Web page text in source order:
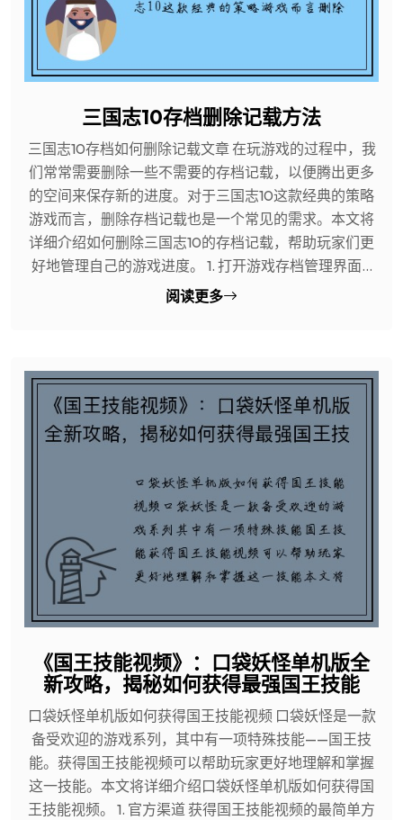
三国志10存档删除记载方法
三国志10存档如何删除记载文章 在玩游戏的过程中，我
们常常需要删除一些不需要的存档记载，以便腾出更多
的空间来保存新的进度。对于三国志10这款经典的策略
游戏而言，删除存档记载也是一个常见的需求。本文将
详细介绍如何删除三国志10的存档记载，帮助玩家们更
好地管理自己的游戏进度。 1. 打开游戏存档管理界面...
阅读更多
《国王技能视频》：口袋妖怪单机版全
新攻略，揭秘如何获得最强国王技能
口袋妖怪单机版如何获得国王技能视频 口袋妖怪是一款
备受欢迎的游戏系列，其中有一项特殊技能——国王技
能。获得国王技能视频可以帮助玩家更好地理解和掌握
这一技能。本文将详细介绍口袋妖怪单机版如何获得国
王技能视频。 1. 官方渠道 获得国王技能视频的最简单方